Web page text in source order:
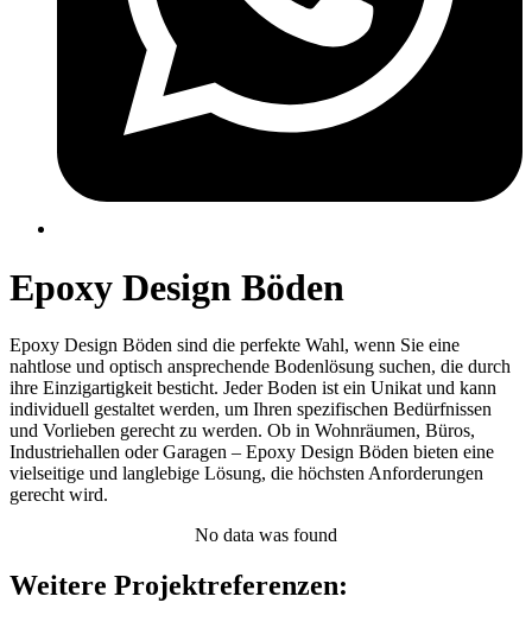
Epoxy Design Böden
Epoxy Design Böden sind die perfekte Wahl, wenn Sie eine
nahtlose und optisch ansprechende Bodenlösung suchen, die durch
ihre Einzigartigkeit besticht. Jeder Boden ist ein Unikat und kann
individuell gestaltet werden, um Ihren spezifischen Bedürfnissen
und Vorlieben gerecht zu werden. Ob in Wohnräumen, Büros,
Industriehallen oder Garagen – Epoxy Design Böden bieten eine
vielseitige und langlebige Lösung, die höchsten Anforderungen
gerecht wird.
No data was found
Weitere Projektreferenzen: